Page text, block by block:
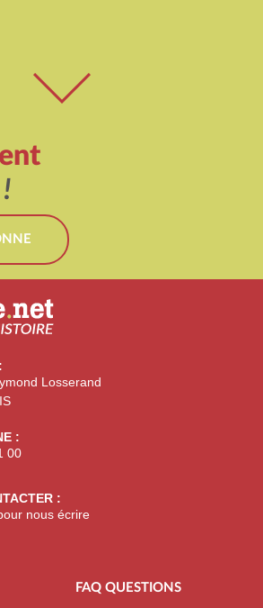
Losserand
:
00
:
nous écrire
FAQ QUESTIONS